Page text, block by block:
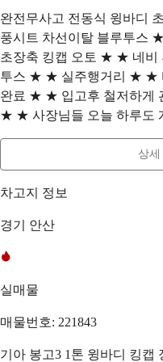
완전무사고 전동식 윙바디
풍시트 차선이탈 블루투스
초장축 킹캡 오토 ★ ★ 네비
투스 ★ ★ 실주행거리 ★ ★
완료 ★ ★ 입고후 철저하게
★ ★ 사장님들 오늘 하루도
상세
차고지 정보
경기 안산
실매물
매물번호: 221843
기아 봉고3 1톤 윙바디 킹캡